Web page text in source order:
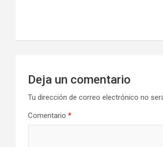
Deja un comentario
Tu dirección de correo electrónico no
Comentario *